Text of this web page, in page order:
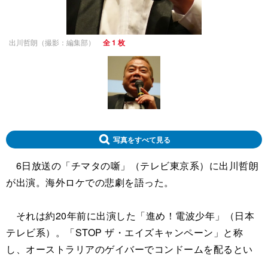
出川哲朗（撮影：編集部） 全 1 枚
写真をすべて見る
6日放送の「チマタの噺」（テレビ東京系）に出川哲朗
が出演。海外ロケでの悲劇を語った。
それは約20年前に出演した「進め！電波少年」（日本
テレビ系）。「STOP ザ・エイズキャンペーン」と称
し、オーストラリアのゲイバーでコンドームを配るとい